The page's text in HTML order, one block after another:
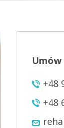
+48
+48